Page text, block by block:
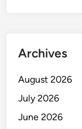
Archives
August 2026
July 2026
June 2026